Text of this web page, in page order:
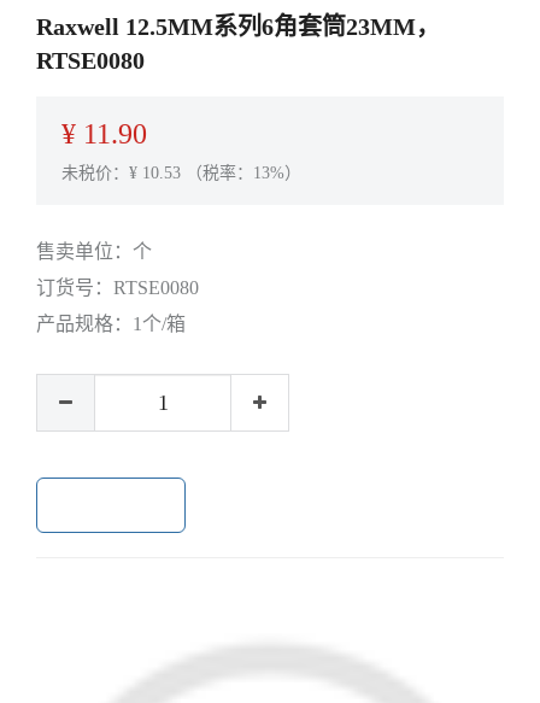
Raxwell 12.5MM系列6角套筒23MM，
RTSE0080
¥ 11.90
未税价：¥ 10.53 （税率：13%）
售卖单位： 个
订货号： RTSE0080
产品规格： 1个/箱